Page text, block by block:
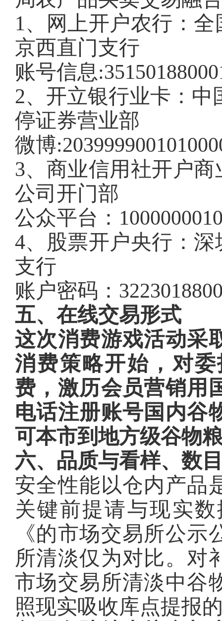
1、网上开户农行：
京西直门支行
账号信息
2、开立银行业卡：
停证券营业部
微博
3、商业信用社开户
公司开门部
公众平台：
4、股票开户央行：
支行
账户密码：
五、在线交易形式
这次消费游戏活动采
消费策略开始，对
费，激历会员营销用
电话注册账号国内谷
可本市到地方级谷物
六、品质与看样、数
安全性能以仓内产品
关键前提请与现实
《的市场交易所公
所清淡仅为对比。对
市场交易所清淡中谷
照现实吸收库点提报